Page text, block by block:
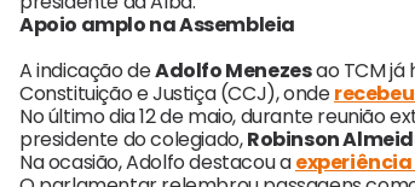
Apoio amplo na Assembleia
A indicação deAdolfo Menezesao TCM já
Constituição e Justiça (CCJ), onde
No último dia 12 de maio, durante reunião
presidente do colegiado,Robinson
Na ocasião, Adolfo destacou a